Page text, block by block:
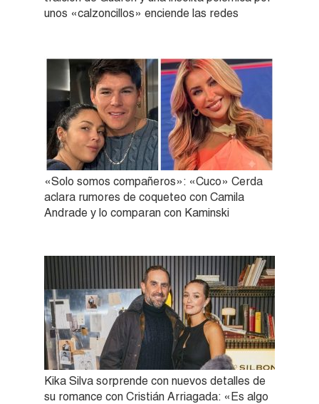
unos «calzoncillos» enciende las redes
«Solo somos compañeros»: «Cuco» Cerda
aclara rumores de coqueteo con Camila
Andrade y lo comparan con Kaminski
Kika Silva sorprende con nuevos detalles de
su romance con Cristián Arriagada: «Es algo